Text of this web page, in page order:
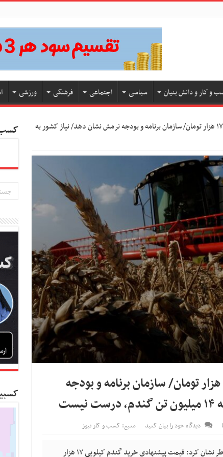
و کار و دانش بنیان سیاسی اجتماعی فرهنگی ورزشی
نرخ پیشنهادی خرید گندم ۱۷ هزار تومان/ سازمان برنامه و بودجه نرمش نشان دهد/ نیاز کشور به
نرخ پیشنهادی خرید گندم ۱۷ هزار تومان/ سازمان برنامه و بودجه
دیدگاه خود را بیان کنید منبع: کسب و کار نیوز
کسب و کار نیوز- رئیس بنیاد ملی گندمکاران خاطر نشان کرد: قیمت پیشنهادی خرید گندم کیلویی ۱۷ هزار
کسب